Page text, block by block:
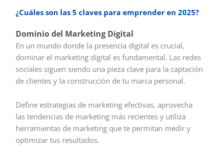
¿Cuáles son las 5 claves para emprender en 2025?
Dominio del Marketing Digital
En un mundo donde la presencia digital es crucial,
dominar el marketing digital es fundamental. Las redes
sociales siguen siendo una pieza clave para la captación
de clientes y la construcción de tu marca personal.
Define estrategias de marketing efectivas, aprovecha
las tendencias de marketing más recientes y utiliza
herramientas de marketing que te permitan medir y
optimizar tus resultados.